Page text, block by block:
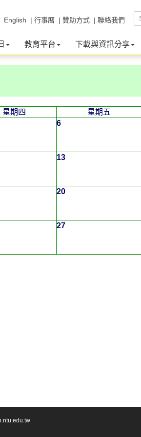
| 聯絡我們
| 贊助方式
| 行事曆
English
教育平台 下載與資訊分享
星期四 星期五
6
13
20
27